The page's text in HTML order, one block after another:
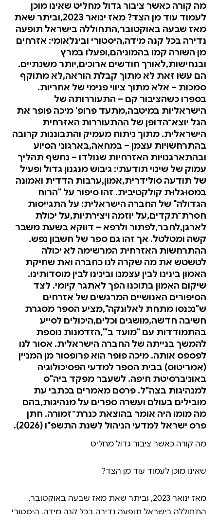
מה קורה כאשר ציבור גדול מחליט שאינו מוכן
לעמוד עוד מן הצד? מאז ינואר 2023,וביתר שאת
מאז שבעה באוקטובר,התחוללה בישראל תופעה
נדירה בכל קנה מידה,היסטורי ובינלאומי: אזרחים
מן השורה קמו בהמוניהם,ופעלו במרץ
ובנחישות,לאורך חודשים ארוכים,יותר משנתיים.
הם עשו זאת לא מתוך קבלת הוראה,לא מתוקף
סמכות – אלא מתוך ציווי פנימי של אחריות.
בספרו כשהציבור קם – התעוררותה של
הישראליות במיטבה,מתעד פרופ' מיכה פופר את
הגל יוצא־הדופן של ההתעוררות האזרחית
הישראלית. מתוך ניתוח מעמיק והתבוננות קרובה
בהתרחשויות עצמן – במחאה,בארגוני הסיוע
ובהתארגנויות האזרחיות שנולדו – נחשף תהליך
עמוק של שינוי תודעתי: גיבוש מנגנון גדול ופעיל
של תודעה סולידרית,אמון,ערבות הדדית ואמונה
במסוּגלוּת קולקטיבית. זהו סיפור על "הרוח
הגדולה" של החברה הישראלית: על התגייסות
חסרת־תקדים,על יוזמה ויצירתיות,על יכולת
לארגן,לחבר,לפתור ולרפא – דווקא בשעת משבר
קשה ומטלטל. אך זהו גם ספר של חשבון נפש.
ההתרחשות האזרחית המרשימה לא יכולה
לטשטש את מה שקרה לנו כחברה ואת שחיקת
האמון בינינו לבין עצמנו ובינינו לבין מוסדותינו.
שיקום האמון בתוכנו הפך לאתגר קיומי. לצד
הסיפורים האנושיים המרגשים של אזרחים
ש"נכנסו מתחת לאלונקה",מציע הספר מסגרת
חשיבה חדשה,מושגים וכלים,היכולים לסייע
בהתמודדות עם "מועד ב'",הזדמנות נוספת
להמשך בנייתה של החברה הישראלית. אסור לנו
לפספס אותה. מיכה פופר הוא פרופסור מן המניין
(אמריטוס) בבית הספר למדעי הפסיכולוגיה
באוניברסיטת חיפה. לשעבר מפקד ביה"ס
למנהיגות בצה"ל. פרסם מאמרים בכתבי עת
מובילים בעולם ועשרה ספרים על מנהיגות,בהם
מה מומו היה אומר בהוצאת כנרת־זמורה. חתן
פרס ישראל למדעי הניהול לשנת התשפ"ו (2026).
מאז ינואר 2023, וביתר שאת מאז שבעה באוקטובר,